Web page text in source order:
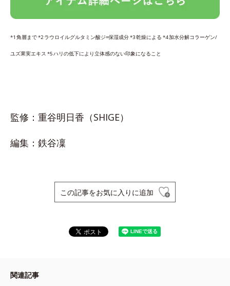
*1 角層まで *2 ラウロイルグルタミン酸ジ=保湿成分 *3 乾燥による *4 加水分解コラーゲン/
ユズ果実エキス *5 ハリの低下により立体感のない印象になること
監修：重谷明日香（SHIGE）
編集：鉄谷凜
この記事をお気に入りに追加
関連記事